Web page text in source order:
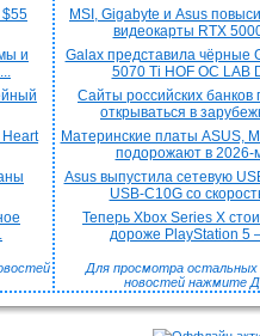
$55
и
Heart
MSI, Gigabyte и Asus
видеокарты RTX
Galax представила чёрные
5070 Ti HOF OC LAB
Сайты российских банков
открываться в
Материнские платы ASUS,
подорожают в
Asus выпустила сетевую
USB-C10G со
Теперь Xbox Series X
дороже PlayStation 5
Для просмотра остальных
новостей нажмите